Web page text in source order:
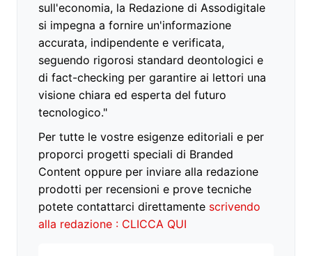
sull'economia, la Redazione di Assodigitale
si impegna a fornire un'informazione
accurata, indipendente e verificata,
seguendo rigorosi standard deontologici e
di fact-checking per garantire ai lettori una
visione chiara ed esperta del futuro
tecnologico."
Per tutte le vostre esigenze editoriali e per
proporci progetti speciali di Branded
Content oppure per inviare alla redazione
prodotti per recensioni e prove tecniche
potete contattarci direttamente scrivendo
alla redazione : CLICCA QUI